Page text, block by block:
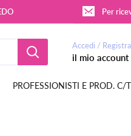
Per
Accedi /
il mio account
PROFESSIONISTI E PROD. C/